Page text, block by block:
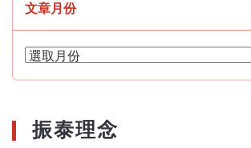
文章月份
文
振泰理念